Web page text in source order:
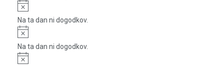
Notice
Na ta dan ni dogodkov.
Notice
Na ta dan ni dogodkov.
Notice